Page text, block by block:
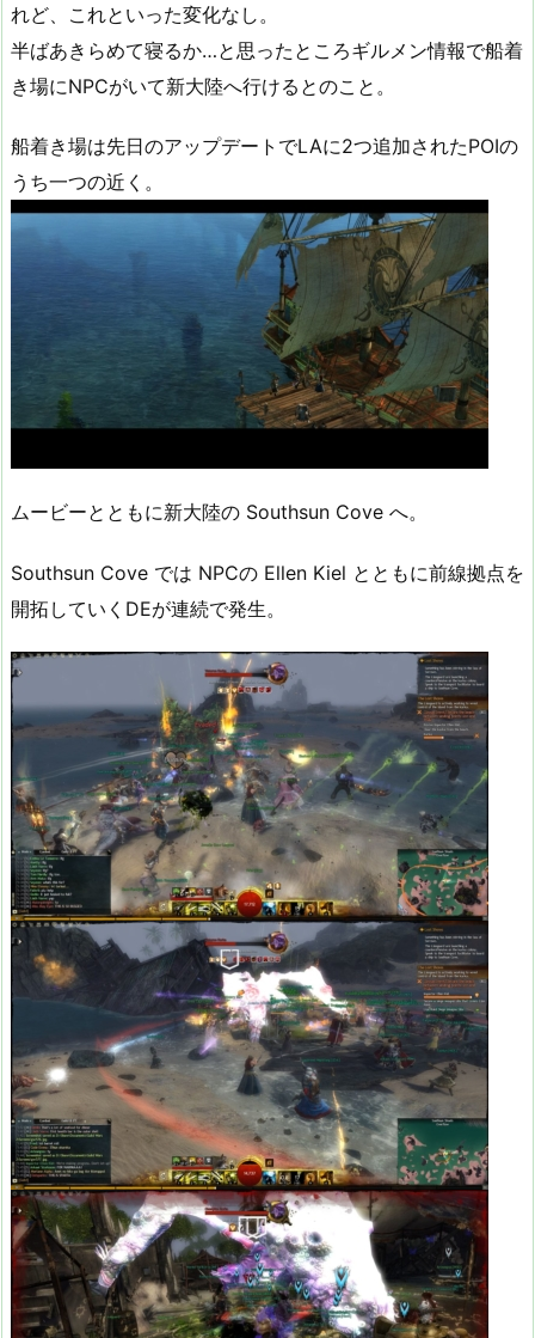
れど、これといった変化なし。
半ばあきらめて寝るか…と思ったところギルメン情報で船着
き場にNPCがいて新大陸へ行けるとのこと。
船着き場は先日のアップデートでLAに2つ追加されたPOIの
うち一つの近く。
ムービーとともに新大陸の Southsun Cove へ。
Southsun Cove では NPCの Ellen Kiel とともに前線拠点を
開拓していくDEが連続で発生。